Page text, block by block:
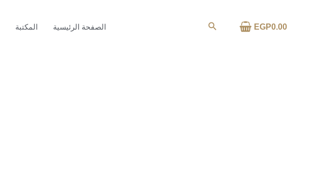
EGP0.00 البحث الصفحة الرئيسية المكتبة